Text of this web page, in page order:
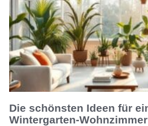
Die schönsten Ideen für
Wintergarten-Wohnzimmer